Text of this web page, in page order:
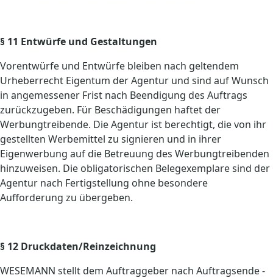
§ 11 Entwürfe und Gestaltungen
Vorentwürfe und Entwürfe bleiben nach geltendem
Urheberrecht Eigentum der Agentur und sind auf Wunsch
in angemessener Frist nach Beendigung des Auftrags
zurückzugeben. Für Beschädigungen haftet der
Werbungtreibende. Die Agentur ist berechtigt, die von ihr
gestellten Werbemittel zu signieren und in ihrer
Eigenwerbung auf die Betreuung des Werbungtreibenden
hinzuweisen. Die obligatorischen Belegexemplare sind der
Agentur nach Fertigstellung ohne besondere
Aufforderung zu übergeben.
§ 12 Druckdaten/Reinzeichnung
WESEMANN stellt dem Auftraggeber nach Auftragsende -